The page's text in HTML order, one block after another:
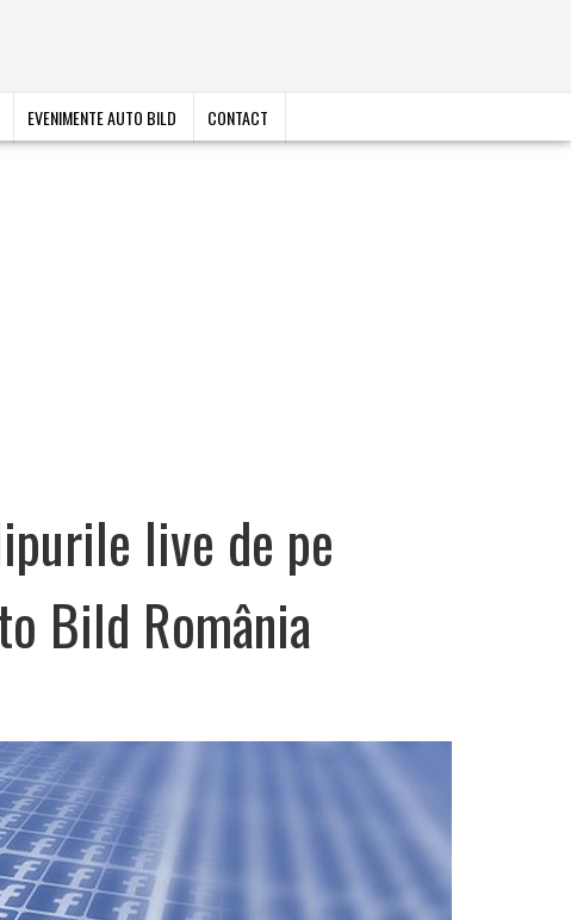
EVENIMENTE AUTO BILD CONTACT
live de pe
Bild România